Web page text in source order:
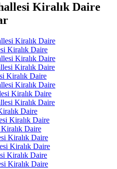
Kiralık Daire
Kiralık Daire
Kiralık Daire
Kiralık Daire
Kiralık Daire
Kiralık Daire
Kiralık Daire
Kiralık Daire
Kiralık Daire
Daire
Kiralık Daire
Daire
Kiralık Daire
Kiralık Daire
Kiralık Daire
Kiralık Daire